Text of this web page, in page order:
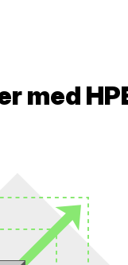
med